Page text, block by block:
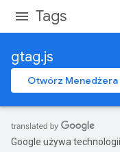
Tags
gtag.js
Otwórz
Google używa